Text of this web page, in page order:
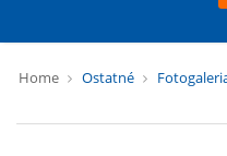
Home Ostatné